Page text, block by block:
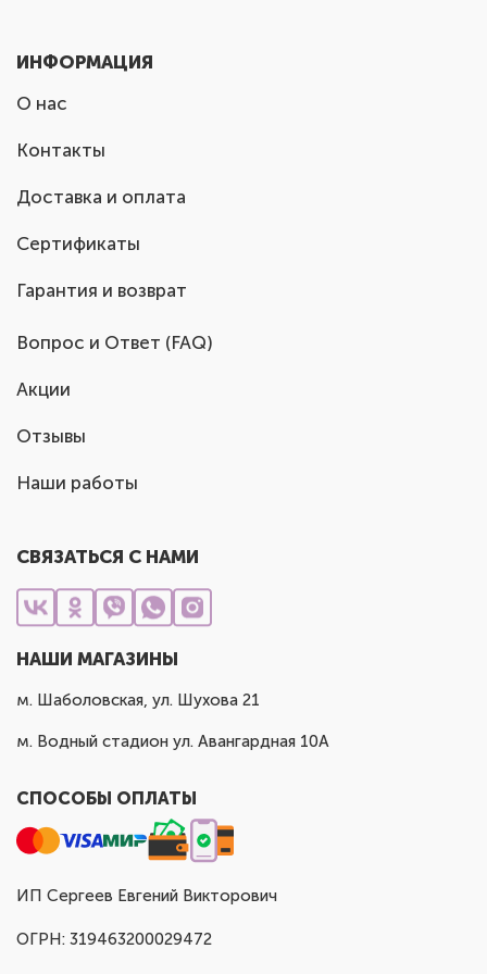
ИНФОРМАЦИЯ
О нас
Контакты
Доставка и оплата
Сертификаты
Гарантия и возврат
Вопрос и Ответ (FAQ)
Акции
Отзывы
Наши работы
СВЯЗАТЬСЯ С НАМИ
НАШИ МАГАЗИНЫ
м. Шаболовская, ул. Шухова 21
м. Водный стадион ул. Авангардная 10А
СПОСОБЫ ОПЛАТЫ
ИП Сергеев Евгений Викторович
ОГРН: 319463200029472